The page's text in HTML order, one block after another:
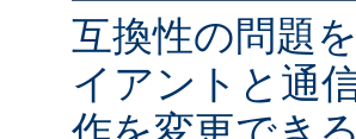
互換性の問題
イアントと通